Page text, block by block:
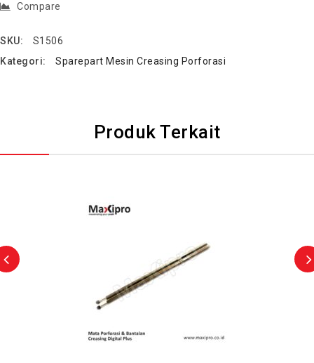
Compare
SKU:
S1506
Kategori:
Sparepart Mesin Creasing Porforasi
Produk Terkait